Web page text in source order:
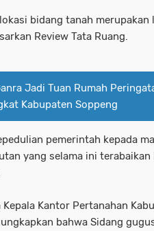
bidang tanah merupakan
Review Tata Ruang.
Jadi Tuan Rumah
Kabupaten Soppeng
pemerintah kepada
yang selama ini terabaikan
Kantor Pertanahan
bahwa Sidang